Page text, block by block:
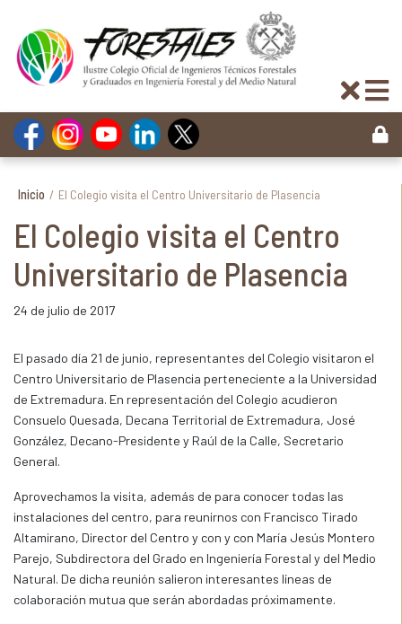
Inicio / El Colegio visita el Centro Universitario de Plasencia
El Colegio visita el Centro
Universitario de Plasencia
24 de julio de 2017
El pasado día 21 de junio, representantes del Colegio visitaron el
Centro Universitario de Plasencia perteneciente a la Universidad
de Extremadura. En representación del Colegio acudieron
Consuelo Quesada, Decana Territorial de Extremadura, José
González, Decano-Presidente y Raúl de la Calle, Secretario
General.
Aprovechamos la visita, además de para conocer todas las
instalaciones del centro, para reunirnos con Francisco Tirado
Altamirano, Director del Centro y con y con María Jesús Montero
Parejo, Subdirectora del Grado en Ingeniería Forestal y del Medio
Natural. De dicha reunión salieron interesantes líneas de
colaboración mutua que serán abordadas próximamente.